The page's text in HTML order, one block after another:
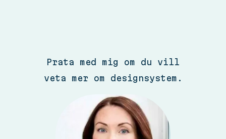
Prata med mig om du vill
veta mer om designsystem.